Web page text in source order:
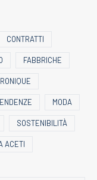
CONTRATTI
FABBRICHE
MODA
SOSTENIBILITÀ
ACETI